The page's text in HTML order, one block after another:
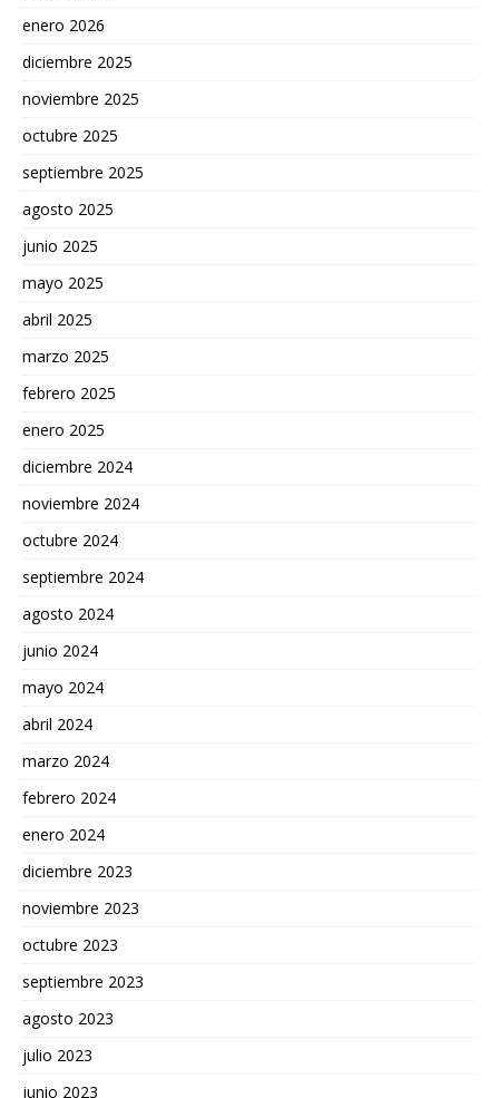
enero 2026
diciembre 2025
noviembre 2025
octubre 2025
septiembre 2025
agosto 2025
junio 2025
mayo 2025
abril 2025
marzo 2025
febrero 2025
enero 2025
diciembre 2024
noviembre 2024
octubre 2024
septiembre 2024
agosto 2024
junio 2024
mayo 2024
abril 2024
marzo 2024
febrero 2024
enero 2024
diciembre 2023
noviembre 2023
octubre 2023
septiembre 2023
agosto 2023
julio 2023
junio 2023